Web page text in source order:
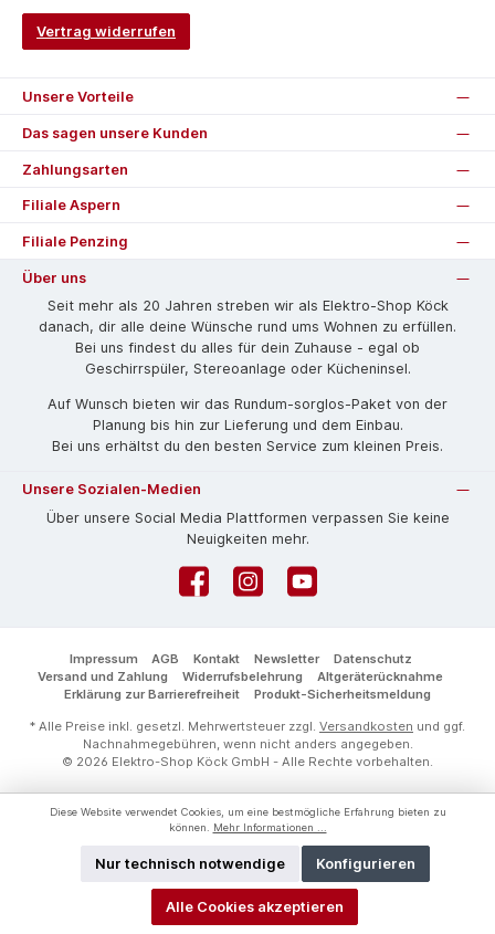
Vertrag widerrufen
Unsere Vorteile
Das sagen unsere Kunden
Zahlungsarten
Filiale Aspern
Filiale Penzing
Über uns
Seit mehr als 20 Jahren streben wir als Elektro-Shop Köck
danach, dir alle deine Wünsche rund ums Wohnen zu erfüllen.
Bei uns findest du alles für dein Zuhause - egal ob
Geschirrspüler, Stereoanlage oder Kücheninsel.
Auf Wunsch bieten wir das Rund­um-sorg­los-Pa­ket von der
Planung bis hin zur Lieferung und dem Einbau.
Bei uns erhältst du den besten Service zum kleinen Preis.
Unsere Sozialen-Medien
Über unsere Social Media Plattformen verpassen Sie keine
Neuigkeiten mehr.
FacebookInstagramYouTube
Impressum AGB Kontakt Newsletter
Datenschutz
Versand und Zahlung
Widerrufsbelehrung
Altgeräterücknahme
Erklärung zur Barrierefreiheit
Produkt-Sicherheitsmeldung
* Alle Preise inkl. gesetzl. Mehrwertsteuer zzgl. Versandkosten und ggf.
Nachnahmegebühren, wenn nicht anders angegeben.
© 2026 Elektro-Shop Köck GmbH - Alle Rechte vorbehalten.
Diese Website verwendet Cookies, um eine bestmögliche Erfahrung bieten zu
können.
Mehr Informationen ...
Nur technisch notwendige Konfigurieren
Alle Cookies akzeptieren